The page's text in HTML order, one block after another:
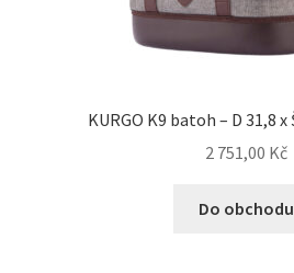
KURGO K9 batoh – D 31,8 x
2 751,00 Kč
Do obchodu